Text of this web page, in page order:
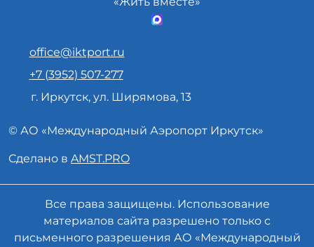
office@iktport.ru
+7 (3952) 507-277
г. Иркутск, ул. Ширямова, 13
© АО «Международный Аэропорт Иркутск»
Сделано в AMST.PRO
Все права защищены. Использование
материалов сайта разрешено только с
письменного разрешения АО «Международный